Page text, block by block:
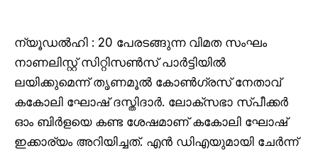
ന്യൂഡൽഹി : 20 പേരടങ്ങുന്ന വിമത സംഘം
നാണലിസ്റ്റ് സിറ്റിസൺസ് പാർട്ടിയിൽ
ലയിക്കുമെന്ന് തൃണമൂൽ കോൺഗ്രസ് നേതാവ്
കകോലി ഘോഷ് ദസ്തിദാർ. ലോക്സഭാ സ്പീക്കർ
ഓം ബിർളയെ കണ്ട ശേഷമാണ് കകോലി ഘോഷ്
ഇക്കാര്യം അറിയിച്ചത്. എൻ ഡിഎയുമായി ചേർന്ന്